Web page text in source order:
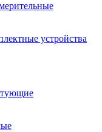
устройства